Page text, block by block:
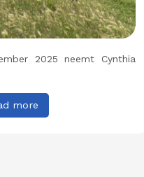
2025 neemt Cynthia
more